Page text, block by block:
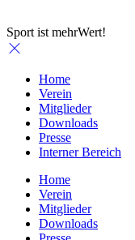
Sport ist mehrWert!
Home
Verein
Mitglieder
Downloads
Presse
Interner Bereich
Home
Verein
Mitglieder
Downloads